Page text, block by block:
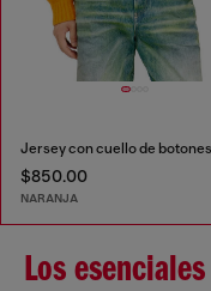
$850.00
NARANJA
Los